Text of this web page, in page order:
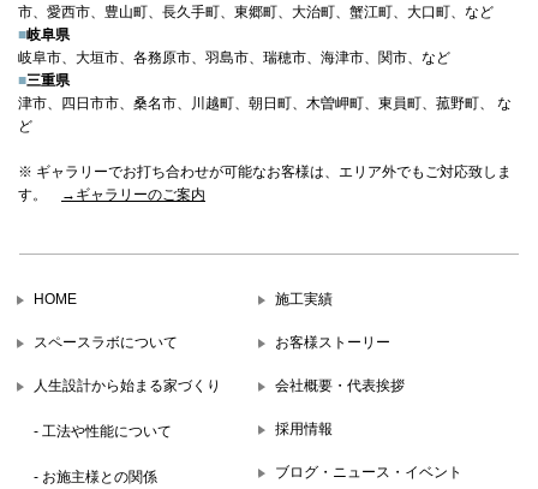
市、愛西市、豊山町、長久手町、東郷町、大治町、蟹江町、大口町、など
■岐阜県
岐阜市、大垣市、各務原市、羽島市、瑞穂市、海津市、関市、など
■三重県
津市、四日市市、桑名市、川越町、朝日町、木曽岬町、東員町、菰野町、 な
ど
※ ギャラリーでお打ち合わせが可能なお客様は、エリア外でもご対応致しま
す。
→ギャラリーのご案内
HOME
スペースラボについて
人生設計から始まる家づくり
- 工法や性能について
- お施主様との関係
施工実績
お客様ストーリー
会社概要・代表挨拶
採用情報
ブログ・ニュース・イベント